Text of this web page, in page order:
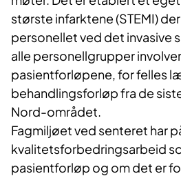
største infarktene (STEMI)
personellet ved det invasive
alle personellgrupper
pasientforløpene, for felles
behandlingsforløp fra de
Nord-området.
Fagmiljøet ved senteret har
kvalitetsforbedringsarbeid
pasientforløp og om det er